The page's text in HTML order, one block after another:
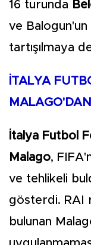
16 turunda
ve
tartışılmaya
İTALYA
İtalya Futbol
Malago,
ve tehlikeli
gösterdi. RAI
bulunan